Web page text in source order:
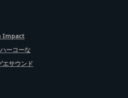
Impact
ーコーな
エサウンド